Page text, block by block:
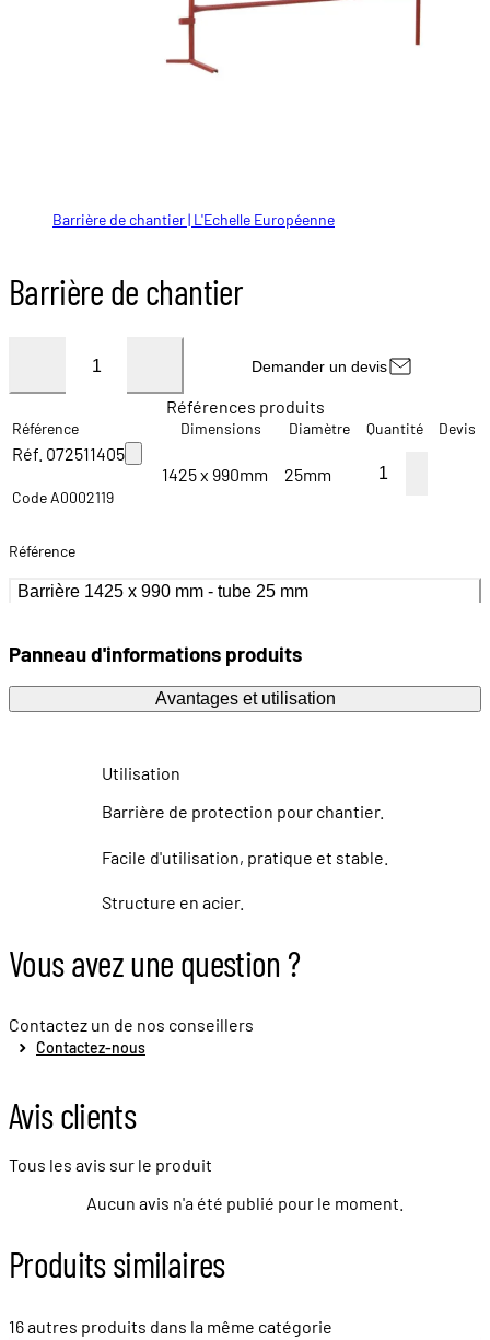
Barrière de chantier | L'Echelle Européenne
Barrière de chantier
Demander un devis
Références produits
Référence Dimensions Diamètre Quantité Devis
Réf. 072511405
Code A0002119
1425 x 990mm 25mm
Référence
Barrière 1425 x 990 mm - tube 25 mm
Panneau d'informations produits
Avantages et utilisation
Utilisation
Barrière de protection pour chantier.
Facile d'utilisation, pratique et stable.
Structure en acier.
Vous avez une question ?
Contactez un de nos conseillers
Contactez-nous
Avis clients
Tous les avis sur le produit
Aucun avis n'a été publié pour le moment.
Produits similaires
16 autres produits dans la même catégorie